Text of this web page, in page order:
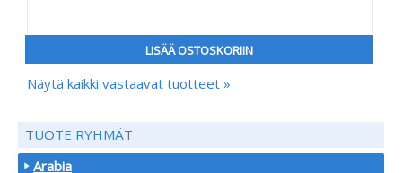
LISÄÄ OSTOSKORIIN
Näytä kaikki vastaavat tuotteet »
TUOTE RYHMÄT
Arabia